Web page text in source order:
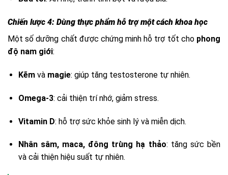
Chiến lược 4: Dùng thực phẩm hỗ trợ một cách khoa học
Một số dưỡng chất được chứng minh hỗ trợ tốt cho phong
độ nam giới:
Kẽmvà magie: giúp tăng testosterone tự nhiên.
Omega-3: cải thiện trí nhớ, giảm stress.
Vitamin D: hỗ trợ sức khỏe sinh lý và miễn dịch.
Nhân sâm, maca, đông trùng hạ thảo: tăng sức bền
và cải thiện hiệu suất tự nhiên.